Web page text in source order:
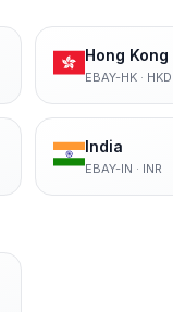
Hong Kong
EBAY-HK· HKD
India
EBAY-IN · INR